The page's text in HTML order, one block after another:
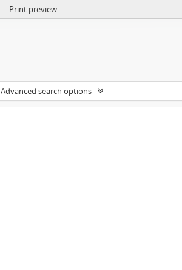
Print preview
Advanced search options